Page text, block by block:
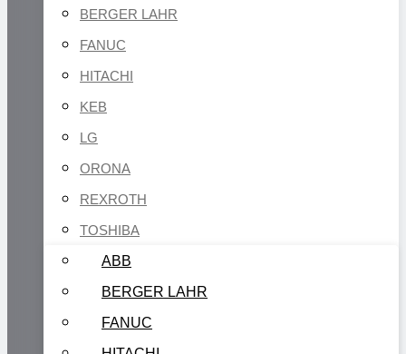
BERGER LAHR
FANUC
HITACHI
KEB
LG
ORONA
REXROTH
TOSHIBA
ABB
BERGER LAHR
FANUC